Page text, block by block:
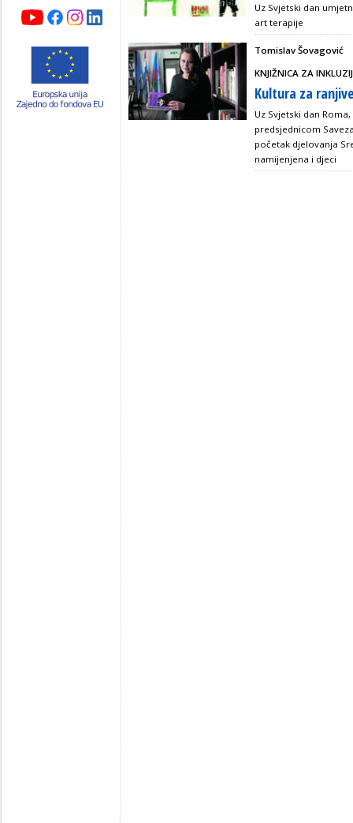
Uz Svjetski dan
art terapije
Tomislav Šovagović
KNJIŽNICA ZA
Kultura za
Uz Svjetski dan
predsjednicom
početak djelovanja
namijenjena i djeci